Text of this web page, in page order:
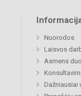
Nuorodos
Laisvos
Asmens
Dažniausiai